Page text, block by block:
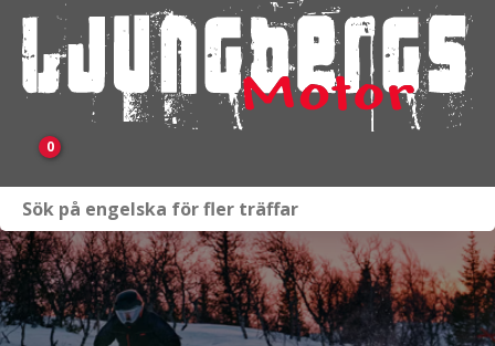
0
Fordon i lager
Verkstad